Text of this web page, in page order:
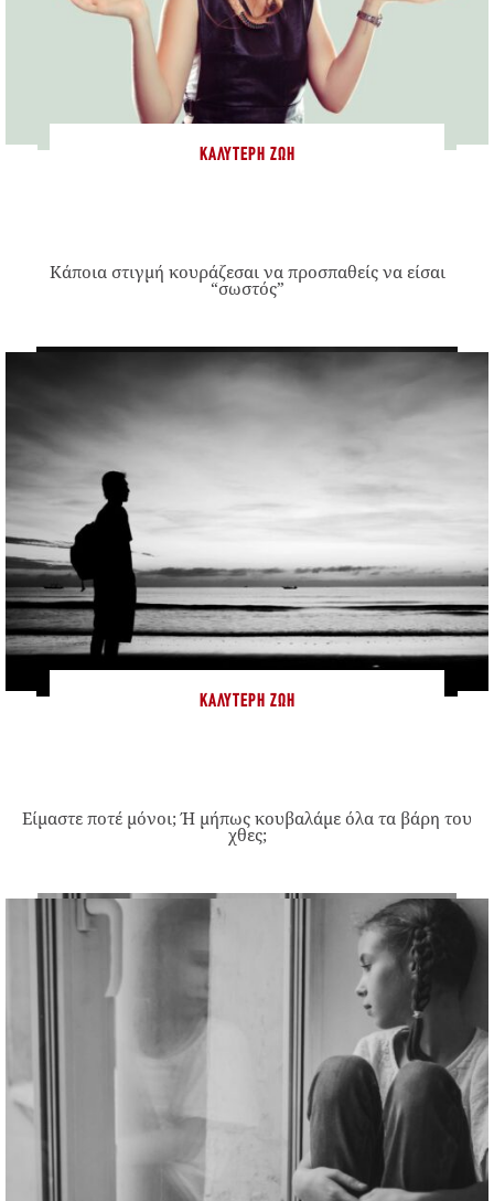
ΚΑΛΎΤΕΡΗ ΖΩΉ
Κάποια στιγμή κουράζεσαι να προσπαθείς να είσαι
“σωστός”
ΚΑΛΎΤΕΡΗ ΖΩΉ
Είμαστε ποτέ μόνοι; Ή μήπως κουβαλάμε όλα τα βάρη του
χθες;